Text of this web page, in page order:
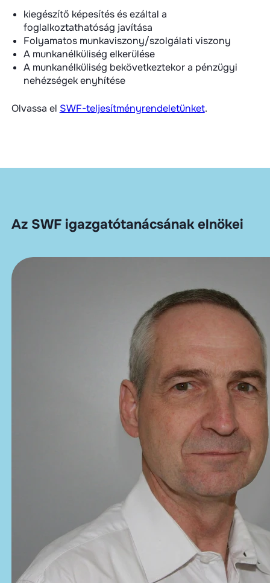
kiegészítő képesítés és ezáltal a
foglalkoztathatóság javítása
Folyamatos munkaviszony/szolgálati viszony
A munkanélküliség elkerülése
A munkanélküliség bekövetkeztekor a pénzügyi
nehézségek enyhítése
Olvassa el SWF-teljesítményrendeletünket.
Az SWF igazgatótanácsának elnökei